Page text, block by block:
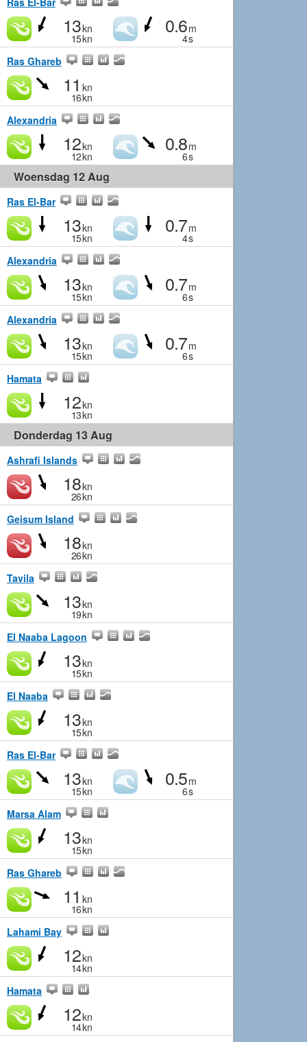
13kn
15kn
0.6m
4s
Ras Ghareb
11 kn
16kn
Alexandria
12kn
12kn
0.8m
6s
Woensdag 12 Aug
Ras El-Bar
13kn
15kn
0.7m
4s
Alexandria
13kn
15kn
0.7m
6s
Alexandria
13kn
15kn
0.7m
6s
Hamata
12kn
13kn
Donderdag 13 Aug
Ashrafi Islands
18kn
26kn
Geisum Island
18kn
26kn
Tavila
13kn
19kn
El Naaba Lagoon
13kn
15kn
El Naaba
13kn
15kn
Ras El-Bar
13kn
15kn
0.5m
6s
Marsa Alam
13kn
15kn
Ras Ghareb
11 kn
16kn
Lahami Bay
12kn
14kn
Hamata
12kn
14kn